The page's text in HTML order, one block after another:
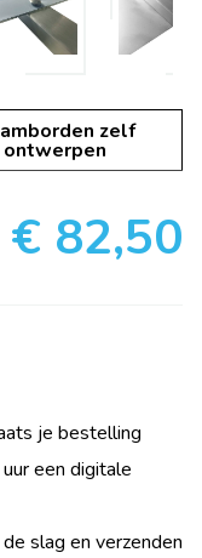
zelf
ontwerpen
€ 82,50
je bestelling
een digitale
slag en verzenden